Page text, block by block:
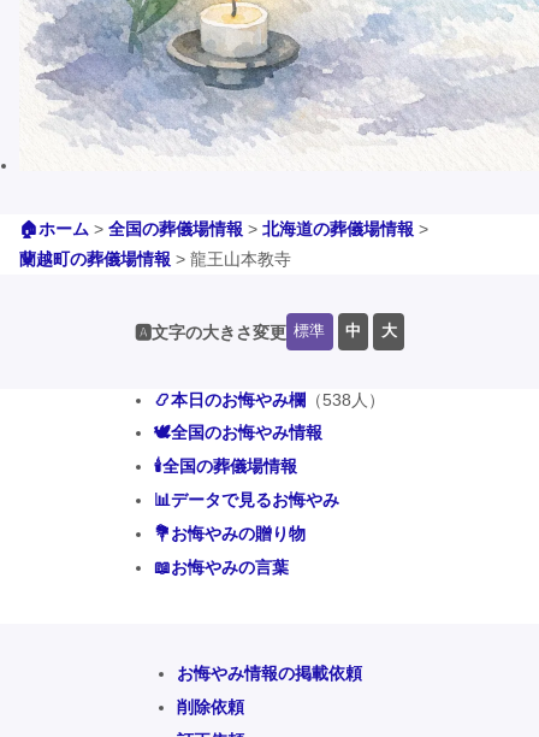
🏠ホーム > 全国の葬儀場情報 > 北海道の葬儀場情報 >
蘭越町の葬儀場情報 > 龍王山本教寺
🅰️文字の大きさ変更 標準 中 大
📿本日のお悔やみ欄 （538人）
🕊️全国のお悔やみ情報
🕯️全国の葬儀場情報
📊データで見るお悔やみ
💐お悔やみの贈り物
📖お悔やみの言葉
お悔やみ情報の掲載依頼
削除依頼